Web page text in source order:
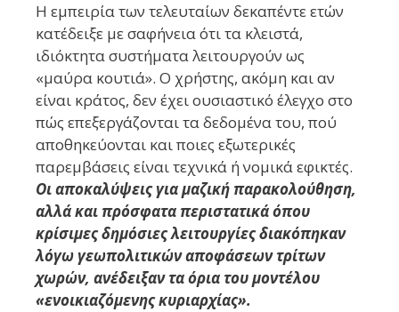
Η εμπειρία των τελευταίων δεκαπέντε ετών
κατέδειξε με σαφήνεια ότι τα κλειστά,
ιδιόκτητα συστήματα λειτουργούν ως
«μαύρα κουτιά». Ο χρήστης, ακόμη και αν
είναι κράτος, δεν έχει ουσιαστικό έλεγχο στο
πώς επεξεργάζονται τα δεδομένα του, πού
αποθηκεύονται και ποιες εξωτερικές
παρεμβάσεις είναι τεχνικά ή νομικά εφικτές.
Οι αποκαλύψεις για μαζική παρακολούθηση,
αλλά και πρόσφατα περιστατικά όπου
κρίσιμες δημόσιες λειτουργίες διακόπηκαν
λόγω γεωπολιτικών αποφάσεων τρίτων
χωρών, ανέδειξαν τα όρια του μοντέλου
«ενοικιαζόμενης κυριαρχίας».